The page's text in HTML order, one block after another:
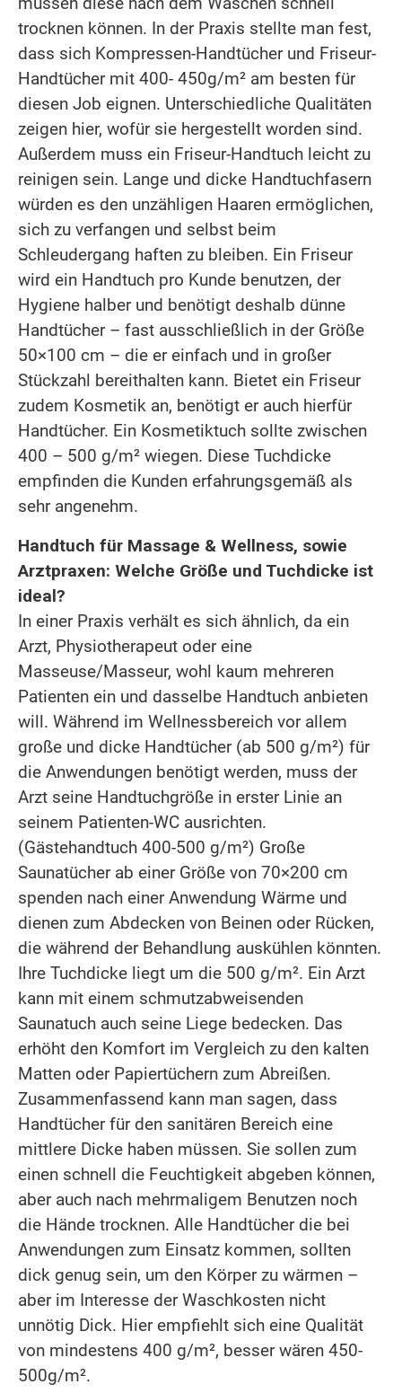
trocknen können. In der Praxis stellte man fest,
dass sich Kompressen-Handtücher und Friseur-
Handtücher mit 400- 450g/m² am besten für
diesen Job eignen. Unterschiedliche Qualitäten
zeigen hier, wofür sie hergestellt worden sind.
Außerdem muss ein Friseur-Handtuch leicht zu
reinigen sein. Lange und dicke Handtuchfasern
würden es den unzähligen Haaren ermöglichen,
sich zu verfangen und selbst beim
Schleudergang haften zu bleiben. Ein Friseur
wird ein Handtuch pro Kunde benutzen, der
Hygiene halber und benötigt deshalb dünne
Handtücher – fast ausschließlich in der Größe
50×100 cm – die er einfach und in großer
Stückzahl bereithalten kann. Bietet ein Friseur
zudem Kosmetik an, benötigt er auch hierfür
Handtücher. Ein Kosmetiktuch sollte zwischen
400 – 500 g/m² wiegen. Diese Tuchdicke
empfinden die Kunden erfahrungsgemäß als
sehr angenehm.
Handtuch für Massage & Wellness, sowie
Arztpraxen: Welche Größe und Tuchdicke ist
ideal?
In einer Praxis verhält es sich ähnlich, da ein
Arzt, Physiotherapeut oder eine
Masseuse/Masseur, wohl kaum mehreren
Patienten ein und dasselbe Handtuch anbieten
will. Während im Wellnessbereich vor allem
große und dicke Handtücher (ab 500 g/m²) für
die Anwendungen benötigt werden, muss der
Arzt seine Handtuchgröße in erster Linie an
seinem Patienten-WC ausrichten.
(Gästehandtuch 400-500 g/m²) Große
Saunatücher ab einer Größe von 70×200 cm
spenden nach einer Anwendung Wärme und
dienen zum Abdecken von Beinen oder Rücken,
die während der Behandlung auskühlen könnten.
Ihre Tuchdicke liegt um die 500 g/m². Ein Arzt
kann mit einem schmutzabweisenden
Saunatuch auch seine Liege bedecken. Das
erhöht den Komfort im Vergleich zu den kalten
Matten oder Papiertüchern zum Abreißen.
Zusammenfassend kann man sagen, dass
Handtücher für den sanitären Bereich eine
mittlere Dicke haben müssen. Sie sollen zum
einen schnell die Feuchtigkeit abgeben können,
aber auch nach mehrmaligem Benutzen noch
die Hände trocknen. Alle Handtücher die bei
Anwendungen zum Einsatz kommen, sollten
dick genug sein, um den Körper zu wärmen –
aber im Interesse der Waschkosten nicht
unnötig Dick. Hier empfiehlt sich eine Qualität
von mindestens 400 g/m², besser wären 450-
500g/m².